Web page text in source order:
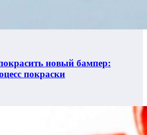
новый бампер:
покраски